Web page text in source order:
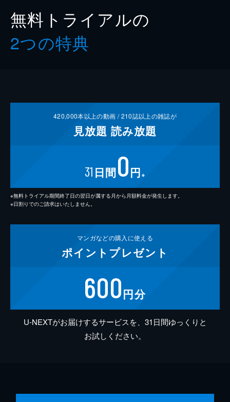
無料トライアルの
2つの特典
420,000本以上の動画 /210誌以上の雑誌が
見放題 読み放題
31 日間0円 ※
※無料トライアル期間終了日の翌日が属する月から月額料金が発生します。
※日割りでのご請求はいたしません。
マンガなどの購入に使える
ポイント プレゼント
600円分
U-NEXTがお届けするサービスを、31日間ゆっくりと
お試しください。